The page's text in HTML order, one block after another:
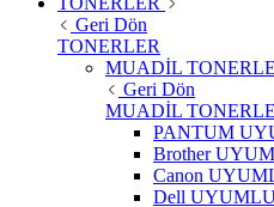
Geri Dön
TONERLER
MUADİL
Geri Dön
MUADİL
PANTUM
Brother
Canon
Dell